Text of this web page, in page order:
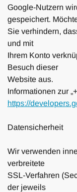
Google-Nutzern
gespeichert.
Sie verhindern,
und mit
Ihrem Konto
Besuch dieser
Website aus.
Informationen zur
https://
Datensicherheit
Wir verwenden
verbreitete
SSL-Verfahren
der jeweils